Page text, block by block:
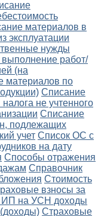
материалов в
эксплуатации
нужды
работ/
(на
материалов по
Списание
не учтенного
Списание
подлежащих
учет Список ОС с
на дату
Способы отражения
Справочник
Стоимость
взносы за
ИП на УСН доходы
Страховые